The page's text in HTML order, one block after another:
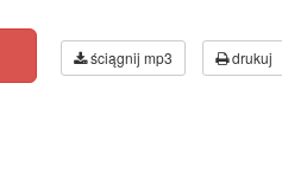
ściągnij mp3 drukuj